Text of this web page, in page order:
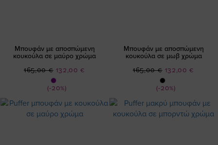
Μπουφάν με αποσπώμενη
κουκούλα σε μαύρο χρώμα
(-20%)
Ειδική
Τιμή
132,00 €
165,00 €
Μπουφάν με αποσπώμενη
κουκούλα σε μωβ χρώμα
(-20%)
Ειδική
Τιμή
132,00 €
165,00 €